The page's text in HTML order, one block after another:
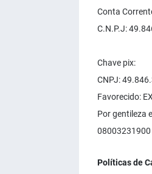
Conta
C.N.P.J:
Chave pix:
CNPJ:
Favorecido:
Por gentileza
08003231900
Políticas de